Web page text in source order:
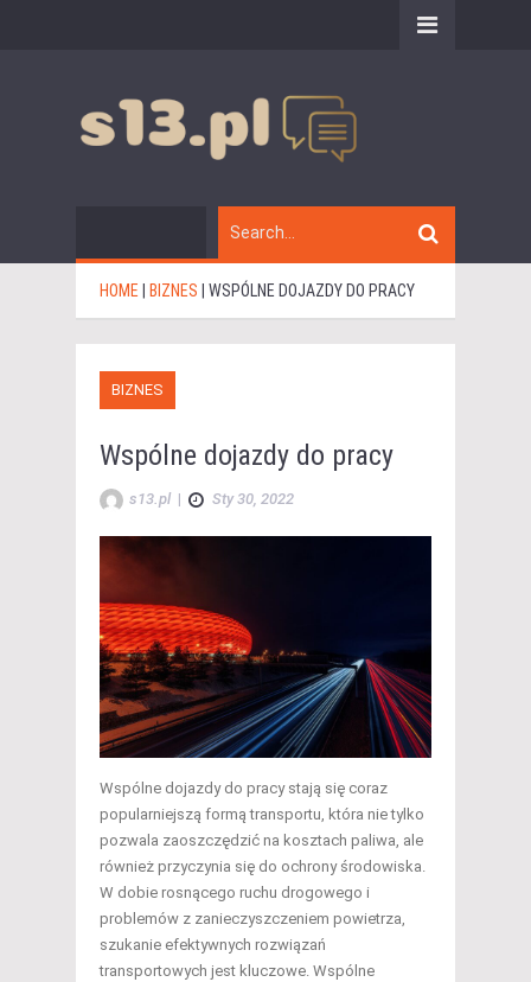
HOME BIZNES WSPÓLNE DOJAZDY DO PRACY
BIZNES
Wspólne dojazdy do pracy
s13.pl | Sty 30, 2022
Wspólne dojazdy do pracy stają się coraz
popularniejszą formą transportu, która nie tylko
pozwala zaoszczędzić na kosztach paliwa, ale
również przyczynia się do ochrony środowiska.
W dobie rosnącego ruchu drogowego i
problemów z zanieczyszczeniem powietrza,
szukanie efektywnych rozwiązań
transportowych jest kluczowe. Wspólne